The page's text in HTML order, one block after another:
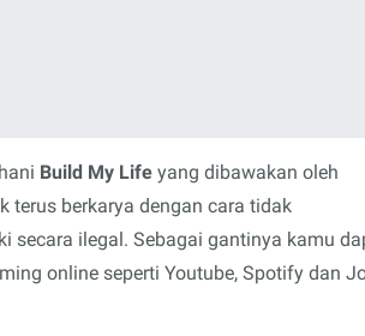
Build My Life yang dibawakan oleh
terus berkarya dengan cara tidak
secara ilegal. Sebagai gantinya kamu
online seperti Youtube, Spotify dan